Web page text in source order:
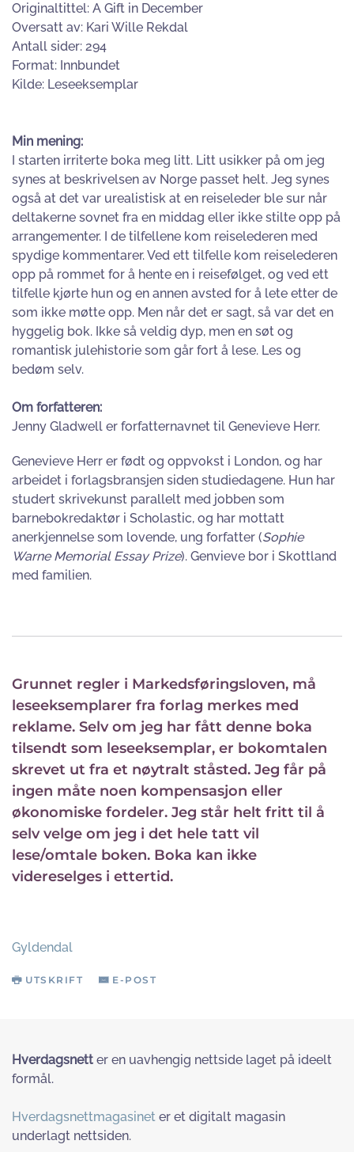
Originaltittel: A Gift in December
Oversatt av: Kari Wille Rekdal
Antall sider: 294
Format: Innbundet
Kilde: Leseeksemplar
Min mening:
I starten irriterte boka meg litt. Litt usikker på om jeg
synes at beskrivelsen av Norge passet helt. Jeg synes
også at det var urealistisk at en reiseleder ble sur når
deltakerne sovnet fra en middag eller ikke stilte opp på
arrangementer. I de tilfellene kom reiselederen med
spydige kommentarer. Ved ett tilfelle kom reiselederen
opp på rommet for å hente en i reisefølget, og ved ett
tilfelle kjørte hun og en annen avsted for å lete etter de
som ikke møtte opp. Men når det er sagt, så var det en
hyggelig bok. Ikke så veldig dyp, men en søt og
romantisk julehistorie som går fort å lese. Les og
bedøm selv.
Om forfatteren:
Jenny Gladwell er forfatternavnet til Genevieve Herr.
Genevieve Herr er født og oppvokst i London, og har
arbeidet i forlagsbransjen siden studiedagene. Hun har
studert skrivekunst parallelt med jobben som
barnebokredaktør i Scholastic, og har mottatt
anerkjennelse som lovende, ung forfatter (Sophie
Warne Memorial Essay Prize). Genvieve bor i Skottland
med familien.
Grunnet regler i Markedsføringsloven, må
leseeksemplarer fra forlag merkes med
reklame. Selv om jeg har fått denne boka
tilsendt som leseeksemplar, er bokomtalen
skrevet ut fra et nøytralt ståsted. Jeg får på
ingen måte noen kompensasjon eller
økonomiske fordeler. Jeg står helt fritt til å
selv velge om jeg i det hele tatt vil
lese/omtale boken. Boka kan ikke
videreselges i ettertid.
Gyldendal
UTSKRIFT E-POST
Hverdagsnett er en uavhengig nettside laget på ideelt
formål.
Hverdagsnettmagasinet er et digitalt magasin
underlagt nettsiden.